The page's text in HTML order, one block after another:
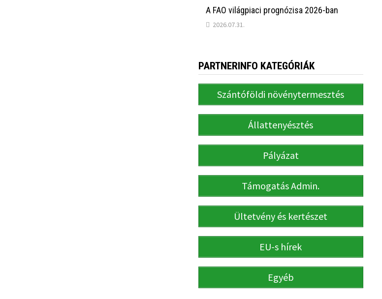
A FAO világpiaci prognózisa 2026-ban
2026.07.31.
PARTNERINFO KATEGÓRIÁK
Szántóföldi növénytermesztés
Állattenyésztés
Pályázat
Támogatás Admin.
Ültetvény és kertészet
EU-s hírek
Egyéb